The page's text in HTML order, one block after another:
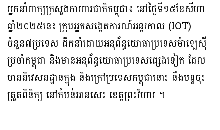
អ្នកនាំពាក្យក្រសួងការពារជាតិកម្ពុជា៖ នៅថ្ងៃទី១៥ខែសីហា
ឆ្នាំ២០២៥នេះ ក្រុមអ្នកសង្កេតការណ៍អន្តរកាល (IOT)
ចំនួន៧ប្រទេស ដឹកនាំដោយអនុព័ន្ធយោធាប្រទេសម៉ាឡេស៊ី
ប្រចាំកម្ពុជា និងមានអនុព័ន្ធយោធាប្រទេសផ្សេងទៀត ដែល
មាននិវេសនដ្ឋានក្នុង និងក្រៅប្រទេសកម្ពុជានោះ នឹងបន្តចុះ
ត្រួតពិនិត្យ នៅតំបន់អានសេះ ខេត្តព្រះវិហារ ។